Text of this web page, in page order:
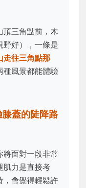
頂三角點前，木
野好），一條是
走往三角點那
種風景都能體驗
蓋的陡降路
面對一段非常
肌力是直接考
，會覺得輕鬆許